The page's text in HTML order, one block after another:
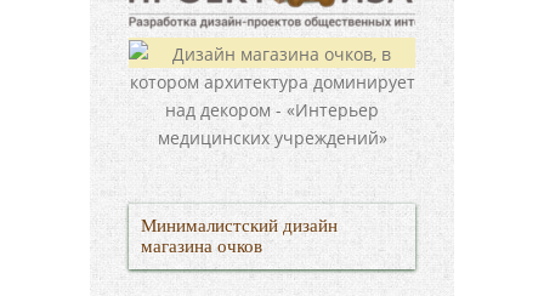
Минималистский дизайн
магазина очков